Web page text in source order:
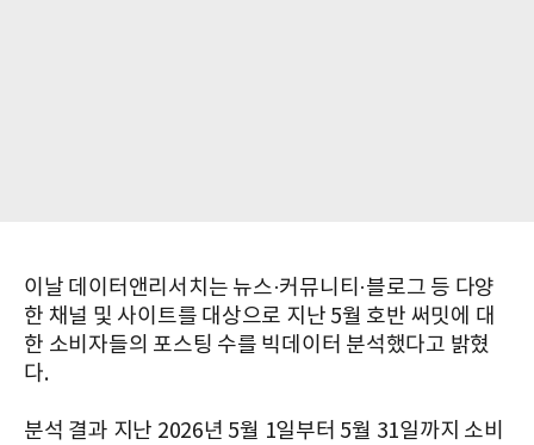
이날 데이터앤리서치는 뉴스·커뮤니티·블로그 등 다양
한 채널 및 사이트를 대상으로 지난 5월 호반 써밋에 대
한 소비자들의 포스팅 수를 빅데이터 분석했다고 밝혔
다.
분석 결과 지난 2026년 5월 1일부터 5월 31일까지 소비